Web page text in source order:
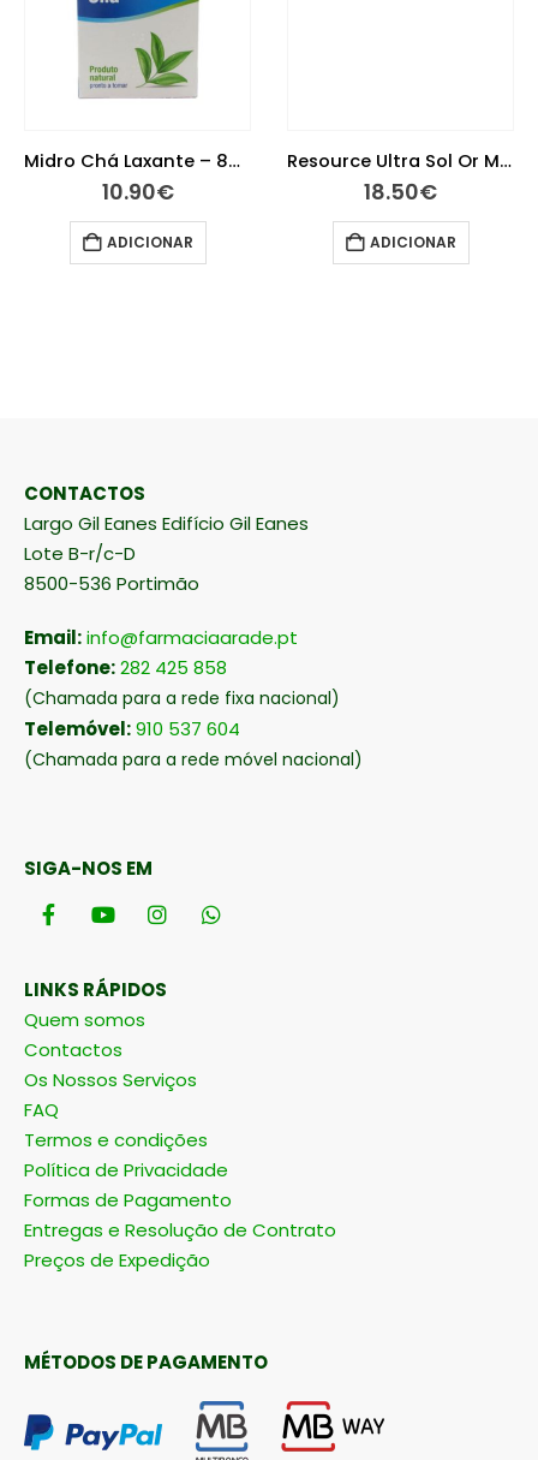
Midro Chá Laxante – 80g
10.90€
ADICIONAR
Resource Ultra Sol Or Morango 4X125Ml x
18.50€
ADICIONAR
CONTACTOS
Largo Gil Eanes Edifício Gil Eanes
Lote B-r/c-D
8500-536 Portimão
Email:info@farmaciaarade.pt
Telefone:282 425 858
(Chamada para a rede fixa nacional)
Telemóvel:910 537 604
(Chamada para a rede móvel nacional)
SIGA-NOS EM
LINKS RÁPIDOS
Quem somos
Contactos
Os Nossos Serviços
FAQ
Termos e condições
Política de Privacidade
Formas de Pagamento
Entregas e Resolução de Contrato
Preços de Expedição
MÉTODOS DE PAGAMENTO